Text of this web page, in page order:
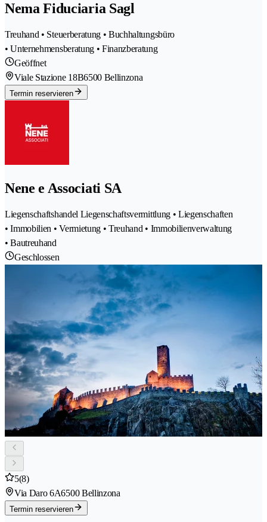
Nema Fiduciaria Sagl
Treuhand • Steuerberatung • Buchhaltungsbüro
• Unternehmensberatung • Finanzberatung
Geöffnet
Viale Stazione 18B6500 Bellinzona
Termin reservieren
Nene e Associati SA
Liegenschaftshandel Liegenschaftsvermittlung • Liegenschaften
• Immobilien • Vermietung • Treuhand • Immobilienverwaltung
• Bautreuhand
Geschlossen
5(8)
Via Daro 6A6500 Bellinzona
Termin reservieren